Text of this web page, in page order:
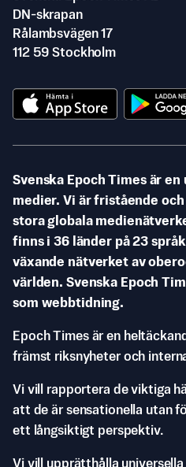
DN-skrapan
Rålambsvägen 17
112 59 Stockholm
Svenska Epoch Times är
medier. Vi är fristående
stora globala
finns i 36 länder på 23
växande nätverket av
världen. Svenska Epoch
som webbtidning.
Epoch Times är en
främst riksnyheter och
Vi vill rapportera de viktiga
att de är sensationella utan
ett långsiktigt perspektiv.
Vi vill upprätthålla